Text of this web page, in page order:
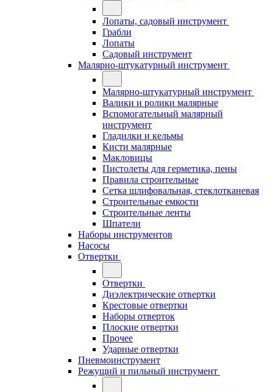
Лопаты, садовый инструмент
Грабли
Лопаты
Садовый инструмент
Малярно-штукатурный инструмент
Малярно-штукатурный инструмент
Валики и ролики малярные
Вспомогательный малярный
инструмент
Гладилки и кельмы
Кисти малярные
Макловицы
Пистолеты для герметика, пены
Правила строительные
Сетка шлифовальная, стеклотканевая
Строительные емкости
Строительные ленты
Шпатели
Наборы инструментов
Насосы
Отвертки
Отвертки
Диэлектрические отвертки
Крестовые отвертки
Наборы отверток
Плоские отвертки
Прочее
Ударные отвертки
Пневмоинструмент
Режущий и пильный инструмент